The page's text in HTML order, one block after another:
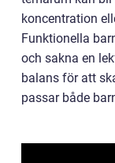
koncentration
Funktionella
och sakna en
balans för att
passar både